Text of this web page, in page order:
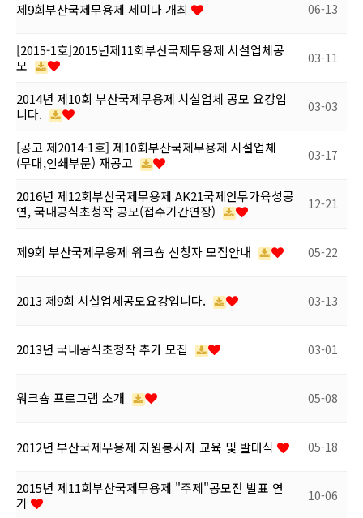
제9회부산국제무용제 세미나 개최 06-13
[2015-1호]2015년제11회부산국제무용제 시설업체공
모
03-11
2014년 제10회 부산국제무용제 시설업체 공모 요강입
니다.
03-03
[공고 제2014-1호] 제10회부산국제무용제 시설업체
(무대,인쇄부문) 재공고
03-17
2016년 제12회부산국제무용제 AK21국제안무가육성공
연, 국내공식초청작 공모(접수기간연장)
12-21
제9회 부산국제무용제 워크숍 신청자 모집안내 05-22
2013 제9회 시설업체공모요강입니다. 03-13
2013년 국내공식초청작 추가 모집 03-01
워크숍 프로그램 소개 05-08
2012년 부산국제무용제 자원봉사자 교육 및 발대식 05-18
2015년 제11회부산국제무용제 "주제"공모전 발표 연
기
10-06